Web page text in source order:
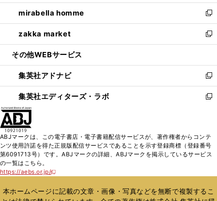
開
く
ウ
で
開
く
ン
ド
ウ
で
開
ウ
ィ
ン
ド
ウ
開
く
し
い
ウ
ィ
ン
ウ
で
開
く
mirabella homme
新
し
い
ウ
ン
ド
ウ
で
zakka market
新
し
ウ
ィ
ン
ド
く
その他WEBサービス
集英社アドナビ
新
し
い
ド
ウ
で
集英社エディターズ・ラボ
新
ィ
ン
ド
開
ABJマークは、この電子書店・電子書籍配信サービスが、著作権者からコンテ
ンツ使用許諾を得た正規版配信サービスであることを示す登録商標（登録番号
第6091713号）です。ABJマークの詳細、ABJマークを掲示しているサービス
の一覧はこちら。
https://aebs.or.jp/
新
い
ウ
本ホームページに記載の文章・画像・写真などを無断で複製するこ